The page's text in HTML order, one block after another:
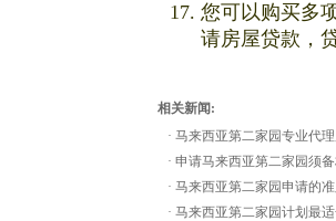
您可以购买多
请房屋贷款，
相关新闻:
·马来西亚第二家园专业代
·申请马来西亚第二家园须
·马来西亚第二家园申请的
·马来西亚第二家园计划最